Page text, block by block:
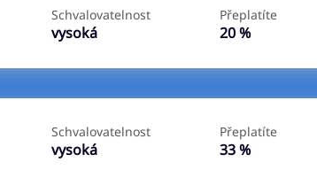
Schvalovatelnost
vysoká
Přeplatíte
20 %
Schvalovatelnost
vysoká
Přeplatíte
33 %